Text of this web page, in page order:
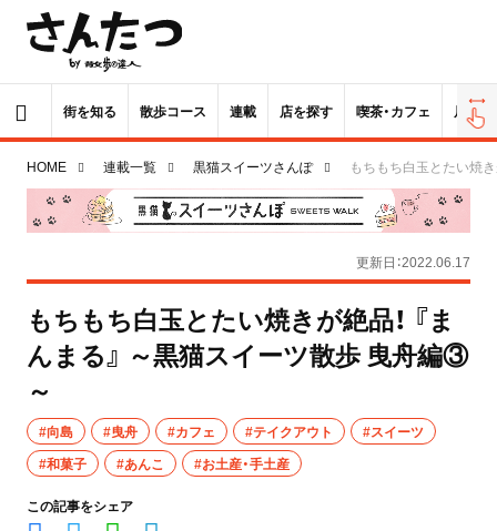
街を知る 散歩コース 連載 店を探す 喫茶・カフェ 居酒屋
HOME 連載一覧 黒猫スイーツさんぽ もちもち白玉とたい焼
更新日：2022.06.17
もちもち白玉とたい焼きが絶品！ 『ま
んまる』 ～黒猫スイーツ散歩 曳舟編③
～
#向島 #曳舟 #カフェ #テイクアウト
#スイーツ
#和菓子
#あんこ #お土産・手土産
この記事をシェア